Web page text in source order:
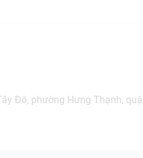
Đô, phường Hưng Thạnh,